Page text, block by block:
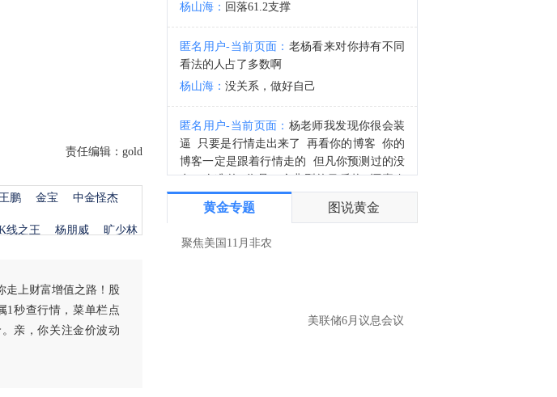
责任编辑：gold
鹏 金宝 中金怪杰
线之王 杨朋威 旷少林
走上财富增值之路！股
1秒查行情，菜单栏点
亲，你关注金价波动
杨山海： 回落61.2支撑
匿名用户-当前页面： 老杨看来对你持有不同
看法的人占了多数啊
杨山海： 没关系，做好自己
匿名用户-当前页面： 杨老师我发现你很会装
逼 只要是行情走出来了 再看你的博客 你的
博客一定是跟着行情走的 但凡你预测过的没
有一次准的 你是一个典型的马后炮 还喜欢
装逼
是反复强调思路，反复提示布局，没看见每
个单，你再看你，等到4250做多？给你4250
黄金专题 图说黄金
聚焦美国11月非农
美联储6月议息会议